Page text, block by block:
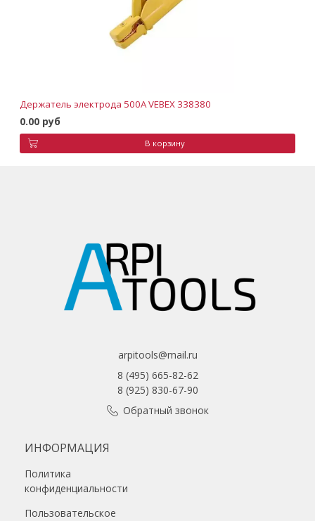
Держатель электрода 500А VEBEX 338380
0.00 руб
В корзину
arpitools@mail.ru
8 (495) 665-82-62
8 (925) 830-67-90
Обратный звонок
ИНФОРМАЦИЯ
Политика
конфиденциальности
Пользовательское